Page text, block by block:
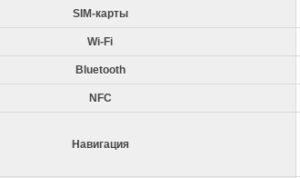
SIM-карты
Wi-Fi
Bluetooth
NFC
Навигация